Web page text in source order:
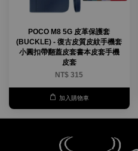
POCO M8 5G 皮革保護套
(BUCKLE) - 復古皮質皮紋手機套
小圓扣帶翻蓋皮套書本皮套手機
皮套
NT$ 315
加入購物車